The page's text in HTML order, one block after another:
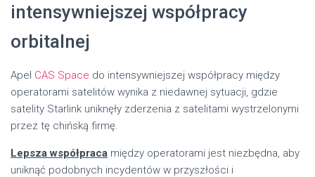
intensywniejszej współpracy
orbitalnej
Apel CAS Space do intensywniejszej współpracy między
operatorami satelitów wynika z niedawnej sytuacji, gdzie
satelity Starlink uniknęły zderzenia z satelitami wystrzelonymi
przez tę chińską firmę.
Lepsza współpraca między operatorami jest niezbędna, aby
uniknąć podobnych incydentów w przyszłości i